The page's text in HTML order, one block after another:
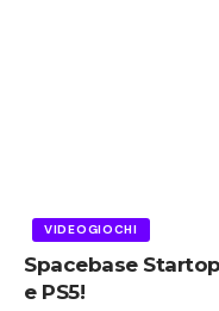
VIDEOGIOCHI
Spacebase
e PS5!